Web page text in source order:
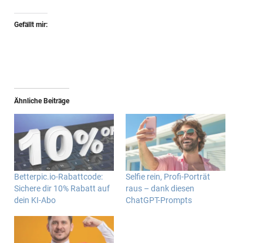
Gefällt mir:
Ähnliche Beiträge
Betterpic.io-Rabattcode:
Sichere dir 10% Rabatt auf
dein KI-Abo
Selfie rein, Profi-Porträt
raus – dank diesen
ChatGPT-Prompts